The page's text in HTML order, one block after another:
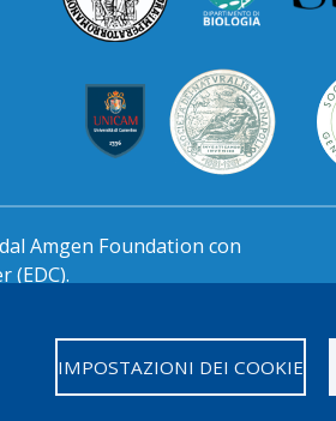
IMPOSTAZIONI DEI COOKIE
Amgen Foundation con
(EDC).